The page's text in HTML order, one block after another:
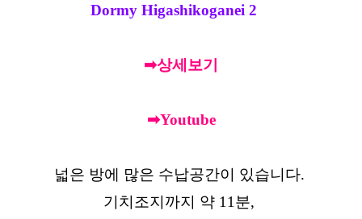
Dormy Higashikoganei 2
➡상세보기
➡Youtube
넓은 방에 많은 수납공간이 있습니다.
기치조지까지 약 11분,